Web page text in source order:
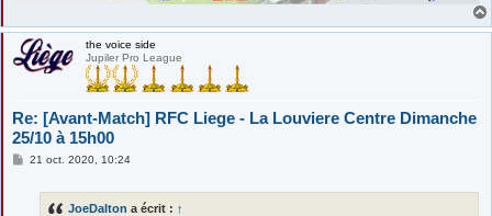
the voice side
Jupiler Pro League
Re: [Avant-Match] RFC Liege - La Louviere Centre Dimanche
25/10 à 15h00
M21 oct. 2020, 10:24
JoeDalton a écrit : ↑